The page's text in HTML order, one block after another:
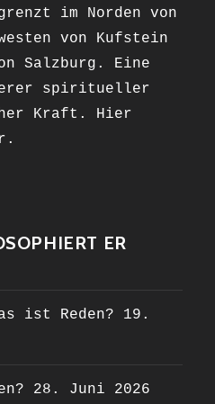
im Norden von
von Kufstein
Salzburg. Eine
spiritueller
Kraft. Hier
ER
ist Reden?
19.
28. Juni 2026